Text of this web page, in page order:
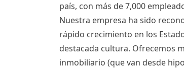
país, con más de 7,000
Nuestra empresa ha sido
rápido crecimiento en los
destacada cultura. Ofrecemos
inmobiliario (que van desde